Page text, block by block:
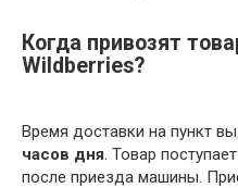
Когда привозят
Wildberries?
Время доставки на пункт
часов дня. Товар
после приезда машины.